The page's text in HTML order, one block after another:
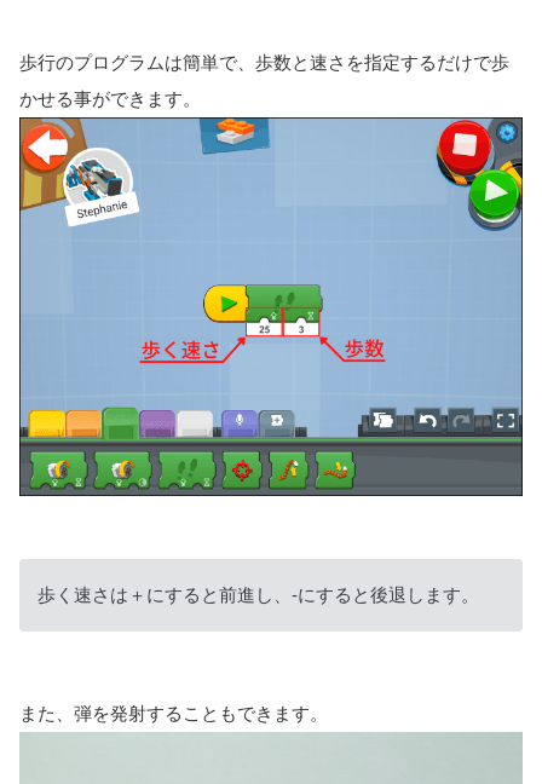
歩行のプログラムは簡単で、歩数と速さを指定するだけで歩
かせる事ができます。
歩く速さは＋にすると前進し、-にすると後退します。
また、弾を発射することもできます。